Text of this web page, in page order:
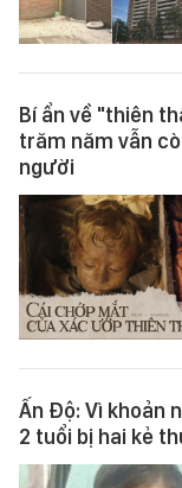
Bí ẩn về "thiên
trăm năm vẫn
người
Ấn Độ: Vì khoản
2 tuổi bị hai kẻ